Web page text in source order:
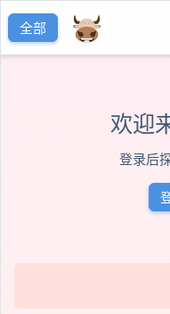
全部
欢迎
登录后